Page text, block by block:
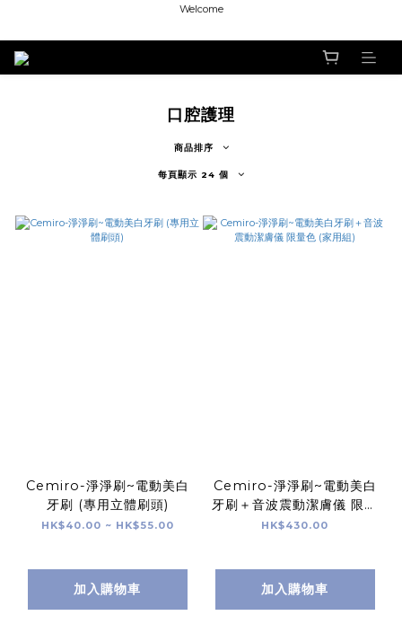
Welcome
Welcome
口腔護理
商品排序
每頁顯示 24 個
Cemiro-淨淨刷~電動美白
牙刷 (專用立體刷頭)
HK$40.00 ~ HK$55.00
加入購物車
Cemiro-淨淨刷~電動美白
牙刷＋音波震動潔膚儀 限量
色 (家用組)
HK$430.00
加入購物車